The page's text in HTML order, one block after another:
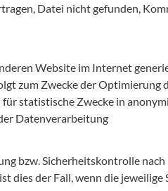
Datei nicht gefunden,
Website im Internet
zum Zwecke der Optimierung
statistische Zwecke in
Datenverarbeitung
bzw. Sicherheitskontrolle nach
dies der Fall, wenn die jeweilige